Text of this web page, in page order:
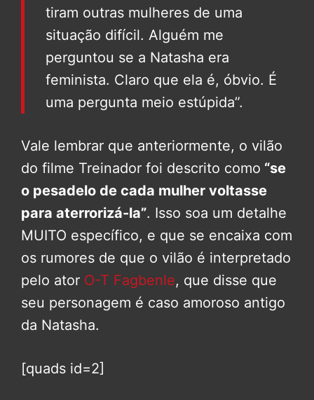
tiram outras mulheres de uma
situação difícil. Alguém me
perguntou se a Natasha era
feminista. Claro que ela é, óbvio. É
uma pergunta meio estúpida”.
Vale lembrar que anteriormente, o vilão
do filme Treinador foi descrito como “se
o pesadelo de cada mulher voltasse
para aterrorizá-la”. Isso soa um detalhe
MUITO específico, e que se encaixa com
os rumores de que o vilão é interpretado
pelo ator O-T Fagbenle, que disse que
seu personagem é caso amoroso antigo
da Natasha.
[quads id=2]